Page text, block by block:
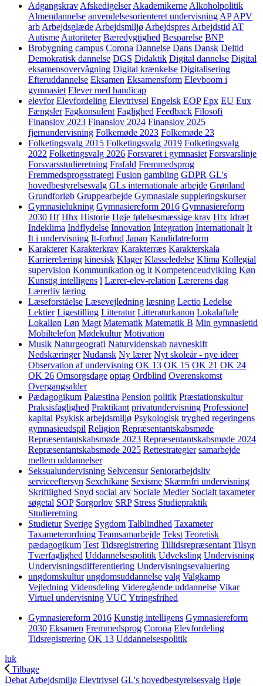
Adgangskrav Afskedigelser Akademikerne Alkoholpolitik
Almendannelse anvendelsesorienteret undervisning AP APV
arb Arbejdsglæde Arbejdsmiljø Arbejdspres Arbejdstid AT
Autisme Autoriteter Bæredygtighed Besparelse BNP
Brobygning campus Corona Dannelse Dans Dansk Deltid
Demokratisk dannelse DGS Didaktik Digital dannelse Digital
eksamensovervågning Digital krænkelse Digitalisering
Efteruddannelse Eksamen Eksamensform Elevboom i
gymnasiet Elever med handicap
elevfor Elevfordeling Elevtrivsel Engelsk EOP Epx EU Eux
Fængsler Fagkonsulent Faglighed Feedback Filosofi
Finanslov 2023 Finanslov 2024 Finanslov 2025
fjernundervisning Folkemøde 2023 Folkemøde 23
Folketingsvalg 2015 Folketingsvalg 2019 Folketingsvalg
2022 Folketingsvalg 2026 Forsvaret i gymnasiet Forsvarslinje
Forsvarsstudieretning Frafald Fremmedsprog
Fremmedsprogsstrategi Fusion gambling GDPR GL's
hovedbestyrelsesvalg GLs internationale arbejde Grønland
Grundforløb Gruppearbejde Gymnasiale suppleringskurser
Gymnasielukning Gymnasiereform 2016 Gymnasiereform
2030 Hf Hhx Historie Høje følelsesmæssige krav Htx Idræt
Indeklima Indflydelse Innovation Integration Internationalt It
It i undervisning It-forbud Japan Kandidatreform
Karakterer Karakterkrav Karakterræs Karakterskala
Karrierelæring kinesisk Klager Klasseledelse Klima Kollegial
supervision Kommunikation og it Kompetenceudvikling Køn
Kunstig intelligens l Lærer-elev-relation Lærerens dag
Lærerliv læring
Læseforståelse Læsevejledning læsning Lectio Ledelse
Lektier Ligestilling Litteratur Litteraturkanon Lokalaftale
Lokalløn Løn Magt Matematik Matematik B Min gymnasietid
Mobiltelefon Mødekultur Motivation
Musik Naturgeografi Naturvidenskab navneskift
Nedskæringer Nudansk Ny lærer Nyt skoleår - nye ideer
Observation af undervisning OK 13 OK 15 OK 21 OK 24
OK 26 Omsorgsdage optag Ordblind Overenskomst
Overgangsalder
Pædagogikum Palæstina Pension politik Præstationskultur
Praksisfaglighed Praktikant privatundervisning Professionel
kapital Psykisk arbejdsmiljø Psykologisk tryghed regeringens
gymnasieudspil Religion Repræsentantskabsmøde
Repræsentantskabsmøde 2023 Repræsentantskabsmøde 2024
Repræsentantskabsmøde 2025 Rettestrategier samarbejde
mellem uddannelser
Seksualundervisning Selvcensur Seniorarbejdsliv
serviceeftersyn Sexchikane Sexisme Skærmfri undervisning
Skriftlighed Snyd social arv Sociale Medier Socialt taxameter
søgetal SOP Sorgorlov SRP Stress Studiepraktik
Studieretning
Studietur Sverige Sygdom Talblindhed Taxameter
Taxameterordning Teamsamarbejde Tekst Teoretisk
pædagogikum Test Tidsregistrering Tillidsrepræsentant Tilsyn
Tværfaglighed Uddannelsespolitik Udveksling Undervisning
Undervisningsdifferentiering Undervisningsevaluering
ungdomskultur ungdomsuddannelse valg Valgkamp
Vejledning Vidensdeling Videregående uddannelse Vikar
Virtuel undervisning VUC Ytringsfrihed
Gymnasiereform 2016 Kunstig intelligens Gymnasiereform
2030 Eksamen Fremmedsprog Corona Elevfordeling
Tidsregistrering OK 13 Uddannelsespolitik
luk
Tilbage
Debat Arbejdsmiljø Elevtrivsel GL's hovedbestyrelsesvalg Høje